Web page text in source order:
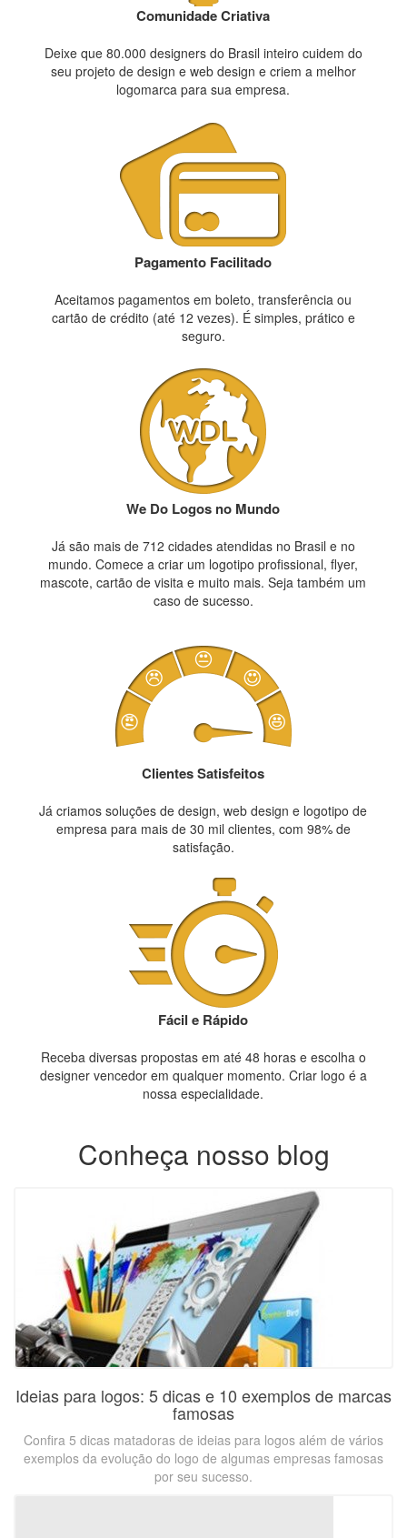
Comunidade Criativa
Deixe que 80.000 designers do Brasil inteiro cuidem do
seu projeto de design e web design e criem a melhor
logomarca para sua empresa.
Pagamento Facilitado
Aceitamos pagamentos em boleto, transferência ou
cartão de crédito (até 12 vezes). É simples, prático e
seguro.
We Do Logos no Mundo
Já são mais de 712 cidades atendidas no Brasil e no
mundo. Comece a criar um logotipo profissional, flyer,
mascote, cartão de visita e muito mais. Seja também um
caso de sucesso.
Clientes Satisfeitos
Já criamos soluções de design, web design e logotipo de
empresa para mais de 30 mil clientes, com 98% de
satisfação.
Fácil e Rápido
Receba diversas propostas em até 48 horas e escolha o
designer vencedor em qualquer momento. Criar logo é a
nossa especialidade.
Conheça nosso blog
Ideias para logos: 5 dicas e 10 exemplos de marcas
famosas
Confira 5 dicas matadoras de ideias para logos além de vários
exemplos da evolução do logo de algumas empresas famosas
por seu sucesso.